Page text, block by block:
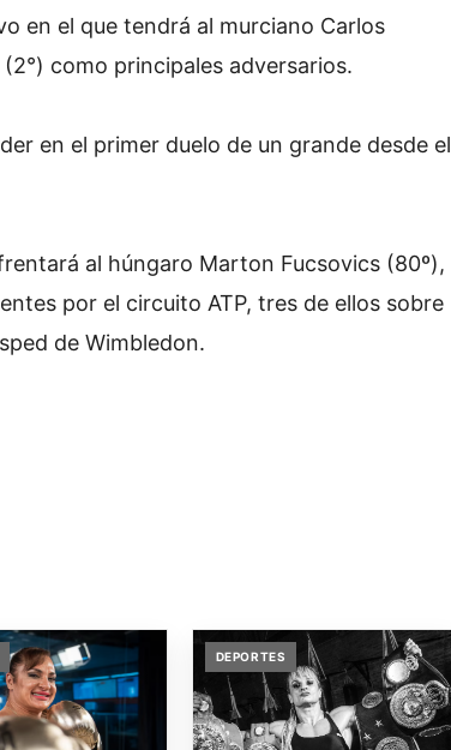
en el que tendrá al murciano Carlos
como principales adversarios.
en el primer duelo de un grande desde el
al húngaro Marton Fucsovics (80º),
por el circuito ATP, tres de ellos sobre
de Wimbledon.
DEPORTES